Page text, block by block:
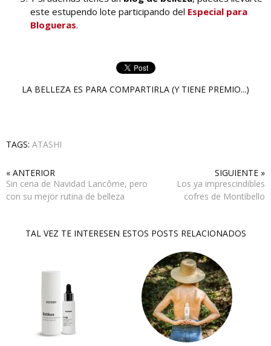
este estupendo lote participando del Especial para
Blogueras.
LA BELLEZA ES PARA COMPARTIRLA (Y TIENE PREMIO...)
TAGS: ATASHI
« ANTERIOR
Sin cena de Navidad Lancôme, pero
con su mejor rutina de belleza
SIGUIENTE »
Los ya imprescindibles
cofres de Montibello
TAL VEZ TE INTERESEN ESTOS POSTS RELACIONADOS